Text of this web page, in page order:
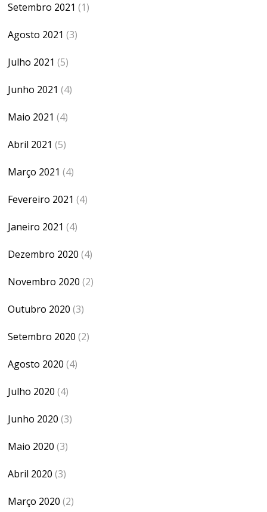
Setembro 2021 (1)
Agosto 2021 (3)
Julho 2021 (5)
Junho 2021 (4)
Maio 2021 (4)
Abril 2021 (5)
Março 2021 (4)
Fevereiro 2021 (4)
Janeiro 2021 (4)
Dezembro 2020 (4)
Novembro 2020 (2)
Outubro 2020 (3)
Setembro 2020 (2)
Agosto 2020 (4)
Julho 2020 (4)
Junho 2020 (3)
Maio 2020 (3)
Abril 2020 (3)
Março 2020 (2)